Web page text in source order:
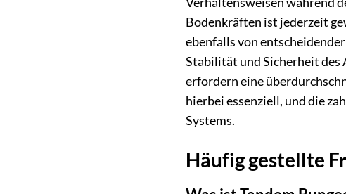
Bodenkräften ist jederzeit
ebenfalls von
Stabilität und Sicherheit des
erfordern eine
hierbei essenziell, und die
Systems.
Häufig gestellte